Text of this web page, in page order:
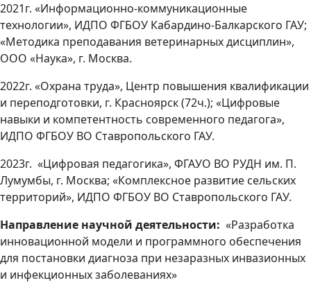
2021г. «Информационно-коммуникационные
технологии», ИДПО ФГБОУ Кабардино-Балкарского ГАУ;
«Методика преподавания ветеринарных дисциплин»,
ООО «Наука», г. Москва.
2022г. «Охрана труда», Центр повышения квалификации
и переподготовки, г. Красноярск (72ч.); «Цифровые
навыки и компетентность современного педагога»,
ИДПО ФГБОУ ВО Ставропольского ГАУ.
2023г. «Цифровая педагогика», ФГАУО ВО РУДН им. П.
Лумумбы, г. Москва; «Комплексное развитие сельских
территорий», ИДПО ФГБОУ ВО Ставропольского ГАУ.
Направление научной деятельности: «Разработка
инновационной модели и программного обеспечения
для постановки диагноза при незаразных инвазионных
и инфекционных заболеваниях»